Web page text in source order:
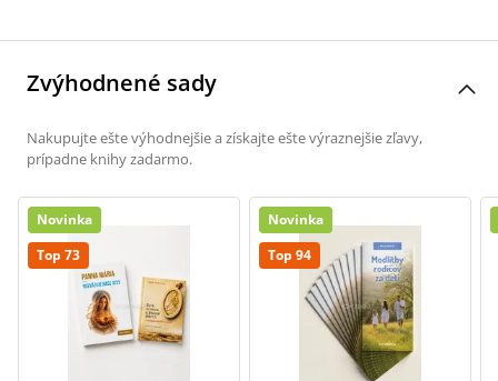
Zvýhodnené sady
Nakupujte ešte výhodnejšie a získajte ešte výraznejšie zľavy,
prípadne knihy zadarmo.
Novinka
Top 73
Novinka
Top 94